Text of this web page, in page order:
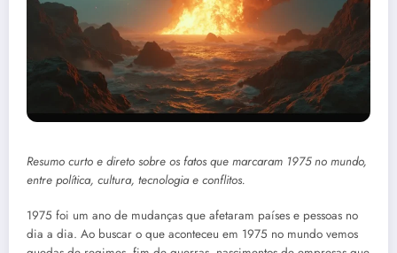
Resumo curto e direto sobre os fatos que marcaram 1975 no mundo,
entre política, cultura, tecnologia e conflitos.
1975 foi um ano de mudanças que afetaram países e pessoas no
dia a dia. Ao buscar o que aconteceu em 1975 no mundo vemos